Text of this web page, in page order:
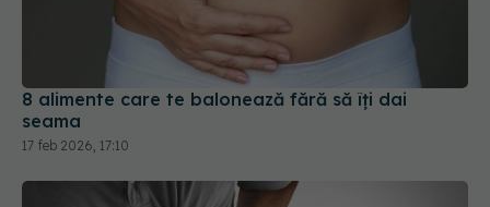
8 alimente care te balonează fără să îți dai
seama
17 feb 2026, 17:10